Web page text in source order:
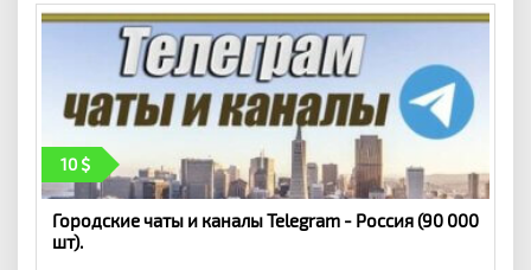
10
Городские чаты и каналы Telegram - Россия (90 000
шт).